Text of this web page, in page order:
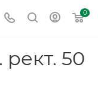
0
50